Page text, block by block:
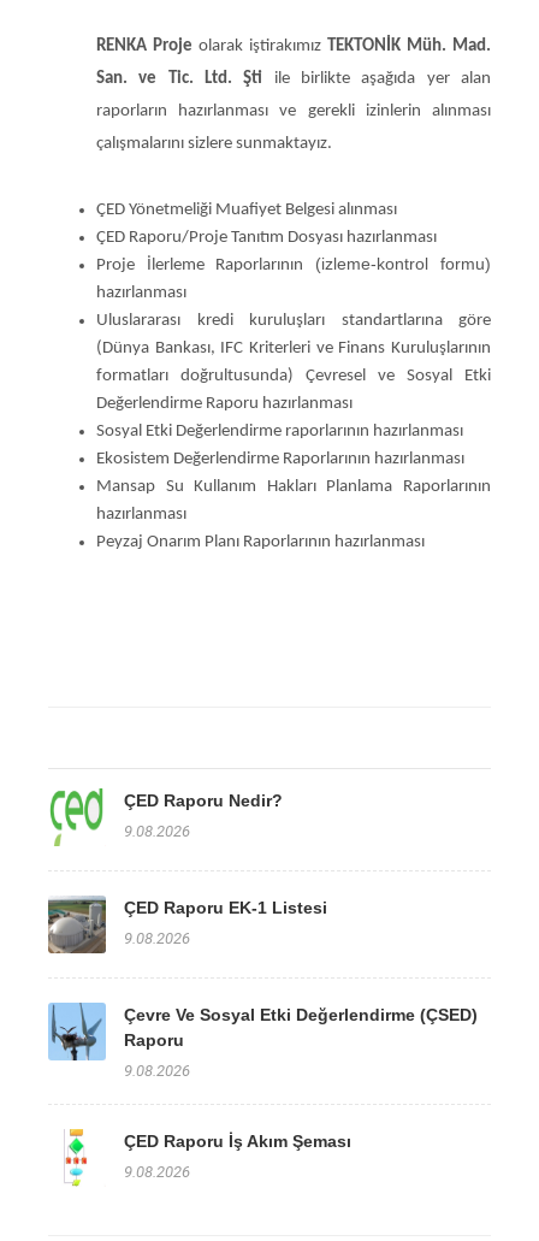
RENKA Proje olarak iştirakımız TEKTONİK Müh. Mad.
San. ve Tic. Ltd. Şti ile birlikte aşağıda yer alan
raporların hazırlanmasıve gerekli izinlerin alınması
çalışmalarını sizlere sunmaktayız.
ÇED Yönetmeliği Muafiyet Belgesi alınması
ÇED Raporu/Proje Tanıtım Dosyası hazırlanması
Proje İlerleme Raporlarının (izleme-kontrol formu)
hazırlanması
Uluslararası kredi kuruluşları standartlarına göre
(Dünya Bankası, IFC Kriterleri ve Finans Kuruluşlarının
formatları doğrultusunda) Çevresel ve Sosyal Etki
Değerlendirme Raporu hazırlanması
Sosyal Etki Değerlendirme raporlarının hazırlanması
Ekosistem Değerlendirme Raporlarının hazırlanması
Mansap Su Kullanım Hakları Planlama Raporlarının
hazırlanması
Peyzaj Onarım Planı Raporlarının hazırlanması
ÇED Raporu Nedir?
9.08.2026
ÇED Raporu EK-1 Listesi
9.08.2026
Çevre Ve Sosyal Etki Değerlendirme (ÇSED)
Raporu
9.08.2026
ÇED Raporu İş Akım Şeması
9.08.2026